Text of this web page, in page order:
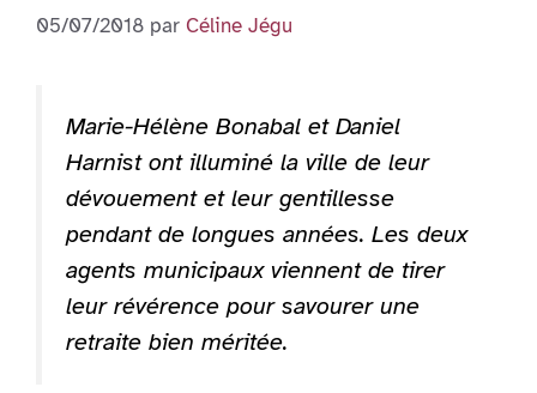
05/07/2018 par Céline Jégu
Marie-Hélène Bonabal et Daniel
Harnist ont illuminé la ville de leur
dévouement et leur gentillesse
pendant de longues années. Les deux
agents municipaux viennent de tirer
leur révérence pour savourer une
retraite bien méritée.